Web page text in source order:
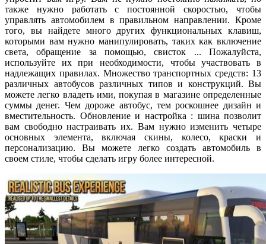
также нужно работать с постоянной скоростью, чтобы
управлять автомобилем в правильном направлении. Кроме
того, вы найдете много других функциональных клавиш,
которыми вам нужно манипулировать, таких как включение
света, обращение за помощью, свисток ... Пожалуйста,
используйте их при необходимости, чтобы участвовать в
надлежащих правилах. Множество транспортных средств: 13
различных автобусов различных типов и конструкций. Вы
можете легко владеть ими, покупая в магазине определенные
суммы денег. Чем дороже автобус, тем роскошнее дизайн и
вместительность. Обновление и настройка : шина позволит
вам свободно настраивать их. Вам нужно изменить четыре
основных элемента, включая скины, колесо, краски и
персонализацию. Вы можете легко создать автомобиль в
своем стиле, чтобы сделать игру более интересной.